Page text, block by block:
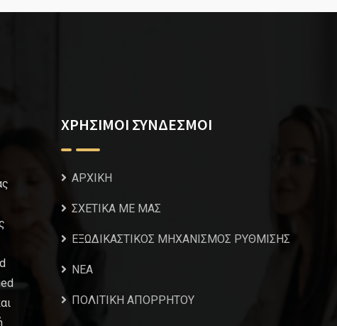
ΧΡΗΣΙΜΟΙ ΣΥΝΔΕΣΜΟΙ
ΑΡΧΙΚΗ
ΣΧΕΤΙΚΑ ΜΕ ΜΑΣ
ΕΞΩΔΙΚΑΣΤΙΚΟΣ ΜΗΧΑΝΙΣΜΟΣ ΡΥΘΜΙΣΗΣ
NEA
ΠΟΛΙΤΙΚΗ ΑΠΟΡΡΗΤΟΥ